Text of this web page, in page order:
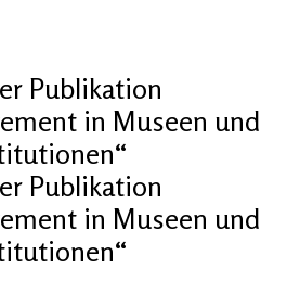
Publikation
in Museen und
Publikation
in Museen und